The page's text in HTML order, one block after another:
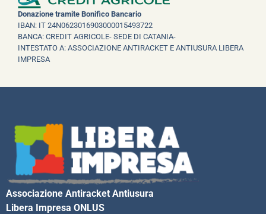
Donazione tramite Bonifico Bancario
IBAN: IT 24N0623016903000015493722
BANCA: CREDIT AGRICOLE- SEDE DI CATANIA-
INTESTATO A: ASSOCIAZIONE ANTIRACKET E ANTIUSURA LIBERA
IMPRESA
Associazione Antiracket Antiusura
Libera Impresa ONLUS